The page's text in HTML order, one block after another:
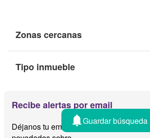
Zonas cercanas
Tipo inmueble
Recibe alertas por email
Déjanos tu email y te avisamos cuando
Guardar búsqueda